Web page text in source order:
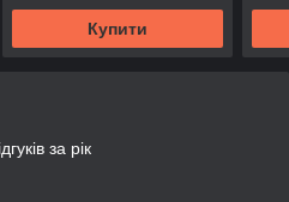
Купити
за рік